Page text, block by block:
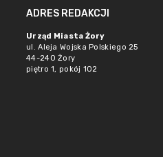
ADRES REDAKCJI
Urząd Miasta Żory
ul. Aleja Wojska Polskiego 25
44-240 Żory
piętro 1, pokój 102